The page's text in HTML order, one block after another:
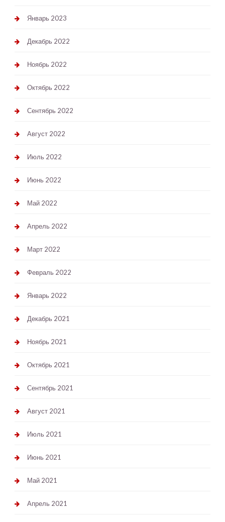
Январь 2023
Декабрь 2022
Ноябрь 2022
Октябрь 2022
Сентябрь 2022
Август 2022
Июль 2022
Июнь 2022
Май 2022
Апрель 2022
Март 2022
Февраль 2022
Январь 2022
Декабрь 2021
Ноябрь 2021
Октябрь 2021
Сентябрь 2021
Август 2021
Июль 2021
Июнь 2021
Май 2021
Апрель 2021